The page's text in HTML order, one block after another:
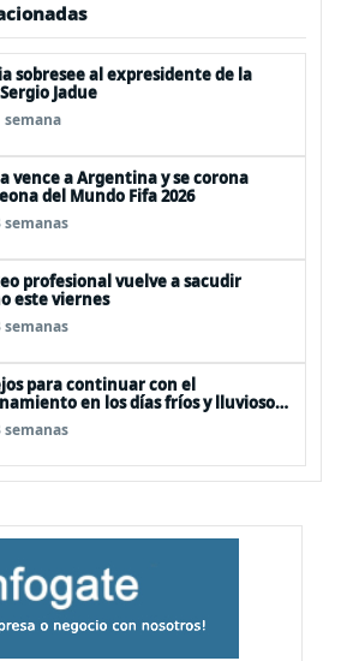
sobresee al expresidente de la
Jadue
semana
vence a Argentina y se corona
del Mundo Fifa 2026
semanas
profesional vuelve a sacudir
este viernes
semanas
para continuar con el
en los días fríos y lluviosos
semanas